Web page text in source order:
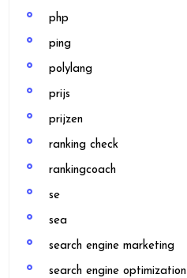
php
ping
polylang
prijs
prijzen
ranking check
rankingcoach
se
sea
search engine marketing
search engine optimization